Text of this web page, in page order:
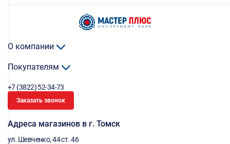
О компании
Покупателям
+7 (3822) 52-34-73
Заказать звонок
Адреса магазинов в г. Томск
ул. Шевченко, 44 ст. 46